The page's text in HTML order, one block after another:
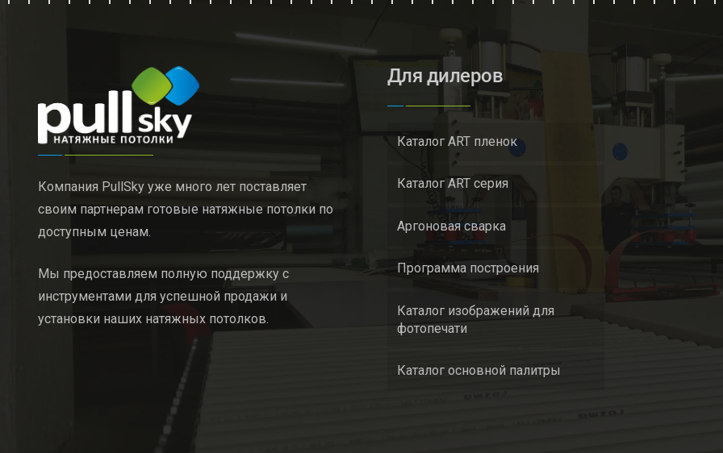
Компания PullSky уже много лет поставляет
своим партнерам готовые натяжные потолки по
доступным ценам.
Мы предоставляем полную поддержку с
инструментами для успешной продажи и
установки наших натяжных потолков.
Для дилеров
Каталог ART пленок
Каталог ART серия
Аргоновая сварка
Программа построения
Каталог изображений для
фотопечати
Каталог основной палитры